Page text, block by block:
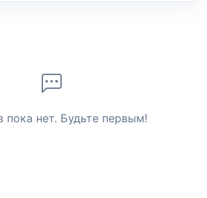
пока нет. Будьте первым!